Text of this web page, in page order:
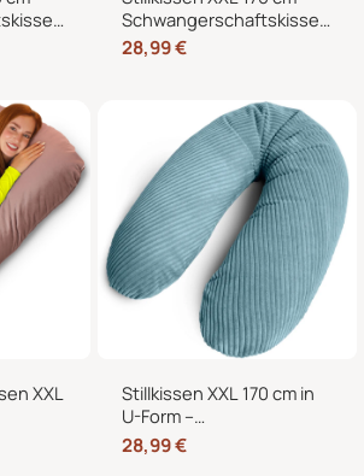
U-
Schwangerschaftskissen
Seitenschläferkissen U-
Form mit abnehmbarem
28,99€
XXL
Stillkissen XXL 170 cm in
U-Form –
Schwangerschaftskissen,
Seitenschläferkissen und
28,99€